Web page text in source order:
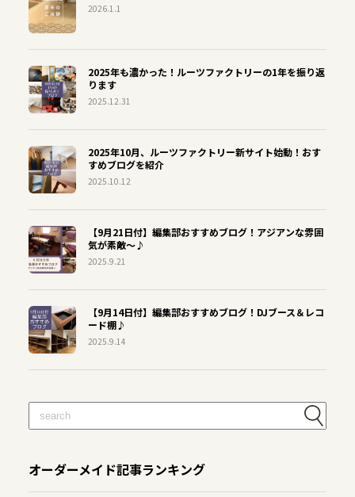
2026.1.1
2025年も濃かった！ルーツファクトリーの1年を振り返
ります
2025.12.31
2025年10月、ルーツファクトリー新サイト始動！おす
すめブログを紹介
2025.10.12
【9月21日付】編集部おすすめブログ！アジアンな雰囲
気が素敵～♪
2025.9.21
【9月14日付】編集部おすすめブログ！DJブース＆レコ
ード棚♪
2025.9.14
オーダーメイド記事ランキング